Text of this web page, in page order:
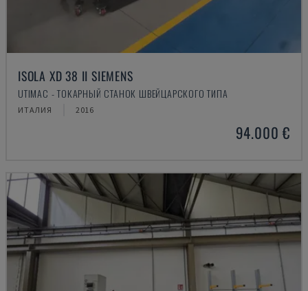
ISOLA XD 38 II SIEMENS
UTIMAC - ТОКАРНЫЙ СТАНОК ШВЕЙЦАРСКОГО ТИПА
ИТАЛИЯ 2016
94.000 €